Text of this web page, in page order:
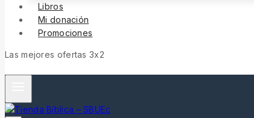
Libros
Mi donación
Promociones
Las mejores ofertas 3x2